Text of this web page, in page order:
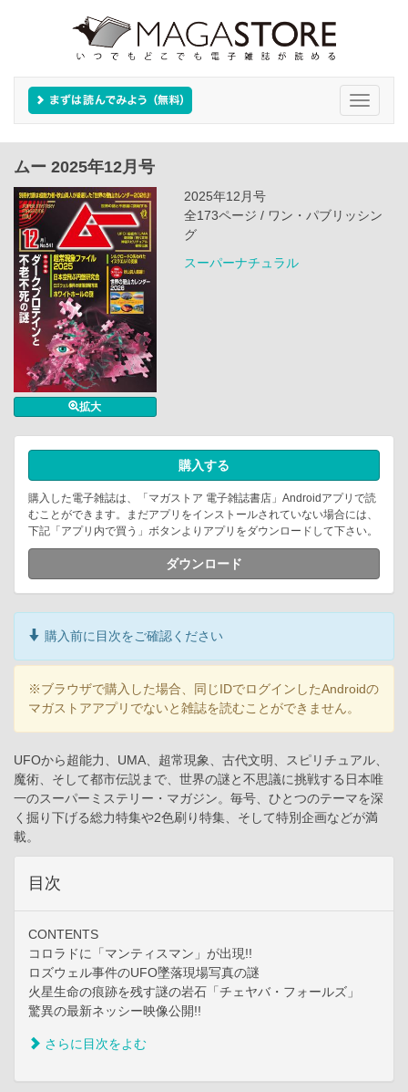
Toggle
ムー 2025年12月号
拡大
2025年12月号
全173ページ / ワン・パブリッシン
グ
スーパーナチュラル
購入する
購入した電子雑誌は、「マガストア 電子雑誌書店」Androidアプリで読
むことができます。まだアプリをインストールされていない場合には、
下記「アプリ内で買う」ボタンよりアプリをダウンロードして下さい。
ダウンロード
購入前に目次をご確認ください
※ブラウザで購入した場合、同じIDでログインしたAndroidの
マガストアアプリでないと雑誌を読むことができません。
UFOから超能力、UMA、超常現象、古代文明、スピリチュアル、
魔術、そして都市伝説まで、世界の謎と不思議に挑戦する日本唯
一のスーパーミステリー・マガジン。毎号、ひとつのテーマを深
く掘り下げる総力特集や2色刷り特集、そして特別企画などが満
載。
目次
CONTENTS
コロラドに「マンティスマン」が出現!!
ロズウェル事件のUFO墜落現場写真の謎
火星生命の痕跡を残す謎の岩石「チェヤバ・フォールズ」
驚異の最新ネッシー映像公開!!
さらに目次をよむ